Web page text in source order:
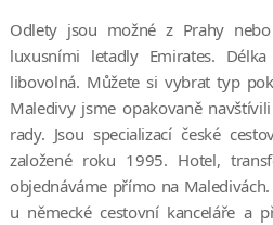
Odlety jsou možné z Prahy
luxusními letadly Emirates.
libovolná. Můžete si vybrat typ
Maledivy jsme opakovaně
rady. Jsou specializací české
založené roku 1995. Hotel,
objednáváme přímo na
u německé cestovní kanceláře a